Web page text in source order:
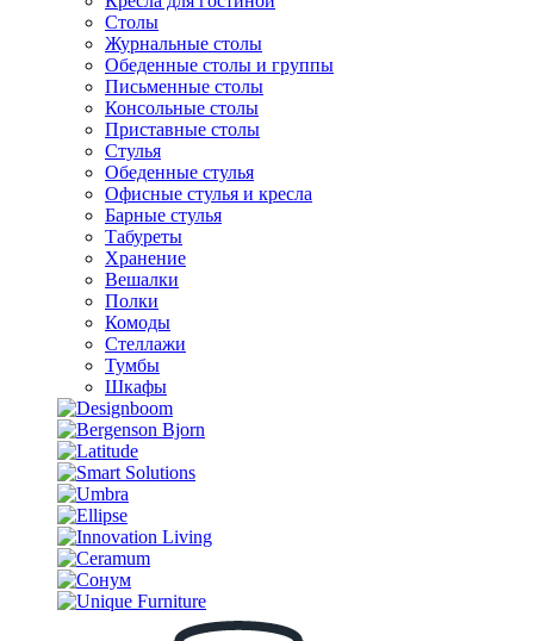
Столы
Журнальные столы
Обеденные столы и группы
Письменные столы
Консольные столы
Приставные столы
Стулья
Обеденные стулья
Офисные стулья и кресла
Барные стулья
Табуреты
Хранение
Вешалки
Полки
Комоды
Стеллажи
Тумбы
Шкафы